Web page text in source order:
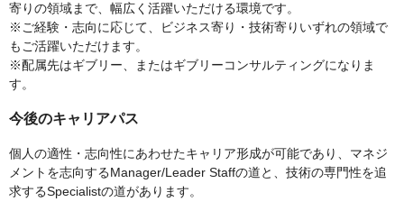
寄りの領域まで、幅広く活躍いただける環境です。
※ご経験・志向に応じて、ビジネス寄り・技術寄りいずれの領域で
もご活躍いただけます。
※配属先はギブリー、またはギブリーコンサルティングになりま
す。
今後のキャリアパス
個人の適性・志向性にあわせたキャリア形成が可能であり、マネジ
メントを志向するManager/Leader Staffの道と、技術の専門性を追
求するSpecialistの道があります。